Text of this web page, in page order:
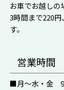
お車でお越しの
3時間まで220
す。
営業時間
■月〜水・金